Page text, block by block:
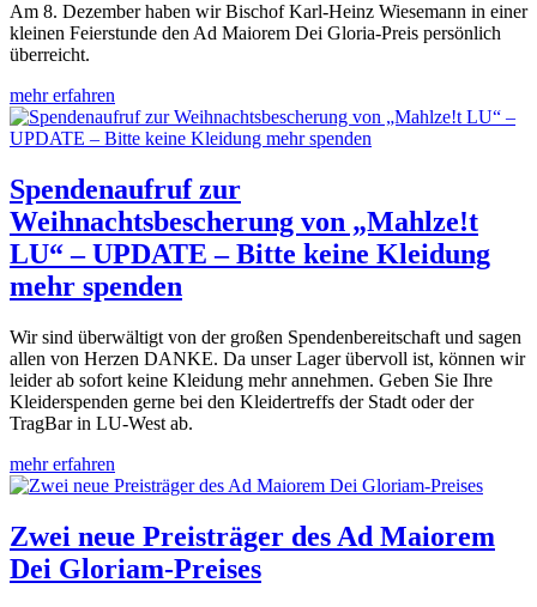
Am 8. Dezember haben wir Bischof Karl-Heinz Wiesemann in einer
kleinen Feierstunde den Ad Maiorem Dei Gloria-Preis persönlich
überreicht.
mehr erfahren
Spendenaufruf zur
Weihnachtsbescherung von „Mahlze!t
LU“ – UPDATE – Bitte keine Kleidung
mehr spenden
Wir sind überwältigt von der großen Spendenbereitschaft und sagen
allen von Herzen DANKE. Da unser Lager übervoll ist, können wir
leider ab sofort keine Kleidung mehr annehmen. Geben Sie Ihre
Kleiderspenden gerne bei den Kleidertreffs der Stadt oder der
TragBar in LU-West ab.
mehr erfahren
Zwei neue Preisträger des Ad Maiorem
Dei Gloriam-Preises